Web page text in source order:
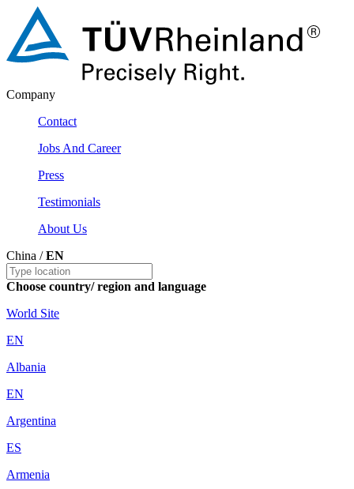
Company
Contact
Jobs And Career
Press
Testimonials
About Us
China /EN
Choose country/ region and language
World Site
EN
Albania
EN
Argentina
ES
Armenia